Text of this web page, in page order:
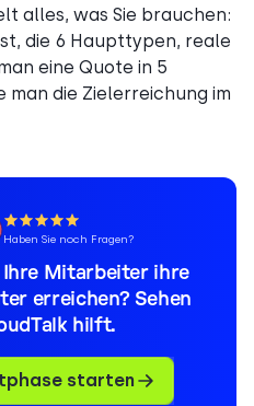
alles, was Sie brauchen:
die 6 Haupttypen, reale
eine Quote in 5
die Zielerreichung im
Haben Sie noch Fragen?
Ihre Mitarbeiter ihre
erreichen? Sehen
hilft.
starten